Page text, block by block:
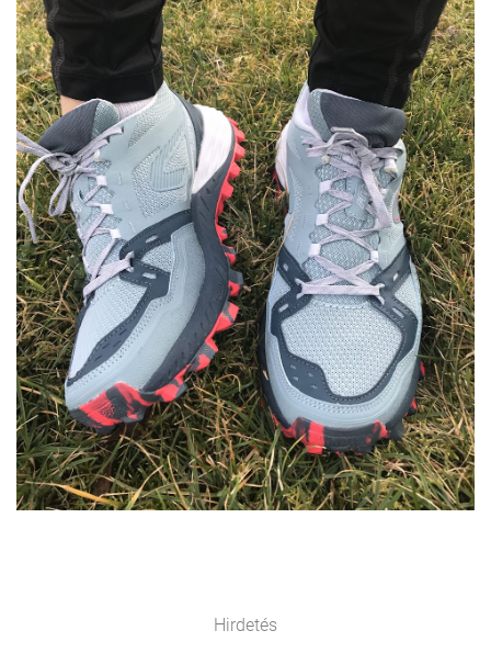
Hirdetés